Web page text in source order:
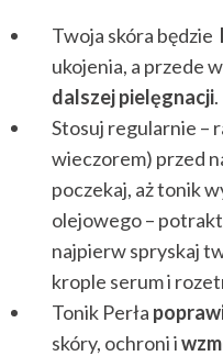
Twoja skóra będzie
ukojenia, a przede
dalszej pielęgnacji.
Stosuj regularnie –
wieczorem) przed
poczekaj, aż tonik
olejowego –
najpierw spryskaj
krople serum i
Tonik Perła
skóry, ochroni i